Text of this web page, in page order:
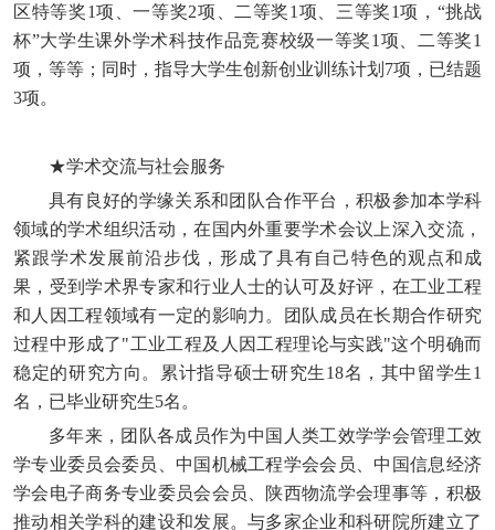
区特等奖1项、一等奖2项、二等奖1项、三等奖1项，“挑战
杯”大学生课外学术科技作品竞赛校级一等奖1项、二等奖1
项，等等；同时，指导大学生创新创业训练计划7项，已结题
3项。
★学术交流与社会服务
具有良好的学缘关系和团队合作平台，积极参加本学科
领域的学术组织活动，在国内外重要学术会议上深入交流，
紧跟学术发展前沿步伐，形成了具有自己特色的观点和成
果，受到学术界专家和行业人士的认可及好评，在工业工程
和人因工程领域有一定的影响力。团队成员在长期合作研究
过程中形成了"工业工程及人因工程理论与实践"这个明确而
稳定的研究方向。累计指导硕士研究生18名，其中留学生1
名，已毕业研究生5名。
多年来，团队各成员作为中国人类工效学学会管理工效
学专业委员会委员、中国机械工程学会会员、中国信息经济
学会电子商务专业委员会会员、陕西物流学会理事等，积极
推动相关学科的建设和发展。与多家企业和科研院所建立了